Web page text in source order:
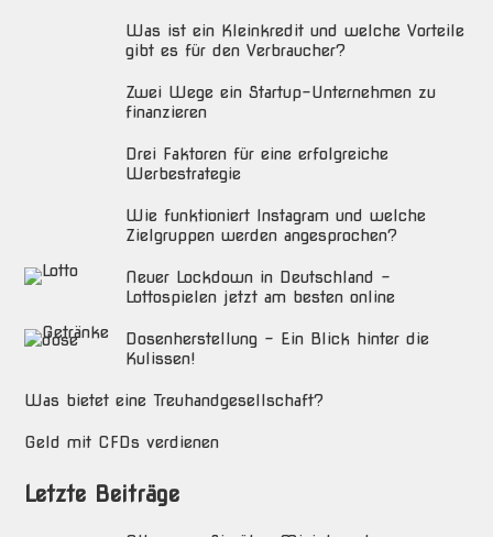
Was ist ein Kleinkredit und welche Vorteile
gibt es für den Verbraucher?
Zwei Wege ein Startup-Unternehmen zu
finanzieren
Drei Faktoren für eine erfolgreiche
Werbestrategie
Wie funktioniert Instagram und welche
Zielgruppen werden angesprochen?
Neuer Lockdown in Deutschland –
Lottospielen jetzt am besten online
Dosenherstellung – Ein Blick hinter die
Kulissen!
Was bietet eine Treuhandgesellschaft?
Geld mit CFDs verdienen
Letzte Beiträge